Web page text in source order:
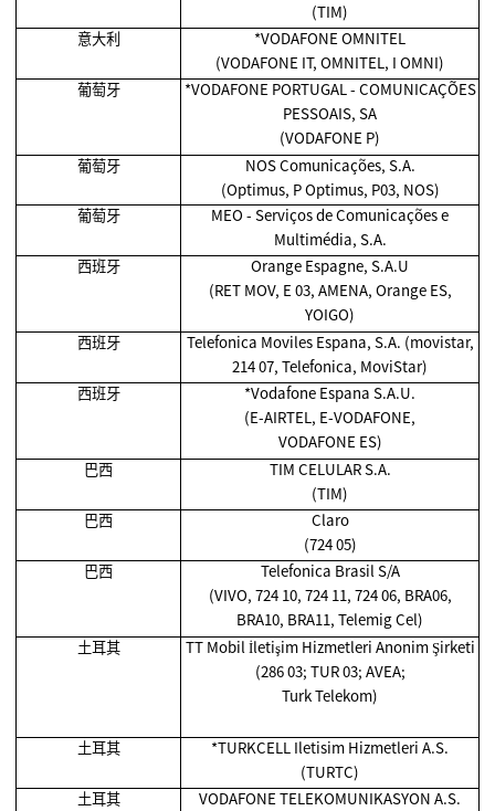
(TIM)
意大利
*VODAFONE OMNITEL
(VODAFONE IT, OMNITEL, I OMNI)
葡萄牙
*VODAFONE PORTUGAL - COMUNICAÇÕES
PESSOAIS, SA
(VODAFONE P)
葡萄牙
NOS Comunicações, S.A.
(Optimus, P Optimus, P03, NOS)
葡萄牙
MEO - Serviços de Comunicações e
Multimédia, S.A.
西班牙
Orange Espagne, S.A.U
(RET MOV, E 03, AMENA, Orange ES,
YOIGO)
西班牙
Telefonica Moviles Espana, S.A. (movistar,
214 07, Telefonica, MoviStar)
西班牙
*Vodafone Espana S.A.U.
(E-AIRTEL, E-VODAFONE,
VODAFONE ES)
巴西
TIM CELULAR S.A.
(TIM)
巴西
Claro
(724 05)
巴西
Telefonica Brasil S/A
(VIVO, 724 10, 724 11, 724 06, BRA06,
BRA10, BRA11, Telemig Cel)
土耳其
TT Mobil İletişim Hizmetleri Anonim Şirketi
(286 03; TUR 03; AVEA;
Turk Telekom)
土耳其
*TURKCELL Iletisim Hizmetleri A.S.
(TURTC)
土耳其
VODAFONE TELEKOMUNIKASYON A.S.